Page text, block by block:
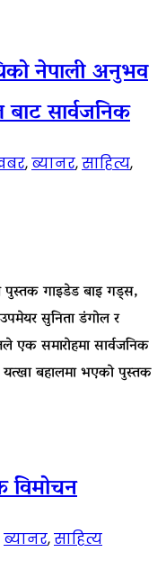
नेपाली अनुभव
सार्वजनिक
,ब्यानर,साहित्य,
पुस्तक गाइडेड बाइ गड्स,
सुनिता डंगोल र
एक समारोहमा सार्वजनिक
बहालमा भएको पुस्तक
विमोचन
ब्यानर,साहित्य